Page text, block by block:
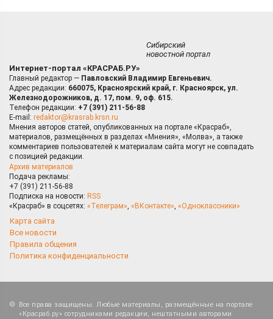
Сибирский
новостной портал
Интернет-портал «КРАСРАБ.РУ»
Главный редактор — Павловский Владимир Евгеньевич.
Адрес редакции: 660075, Красноярский край, г. Красноярск, ул.
Железнодорожников, д. 17, пом. 9, оф. 615.
Телефон редакции: +7 (391) 211-56-88
E-mail: redaktor@krasrab.krsn.ru
Мнения авторов статей, опубликованных на портале «Красраб»,
материалов, размещённых в разделах «Мнения», «Молва», а также
комментариев пользователей к материалам сайта могут не совпадать
с позицией редакции.
Архив материалов
Подача рекламы:
+7 (391) 211-56-88
Подписка на новости: RSS
«Красраб» в соцсетях: «Телеграм», «ВКонтакте», «Одноклассники»
Карта сайта
Все новости
Правила общения
Политика конфиденциальности
Все права защищены. Любые материалы, размещённые на портале
«Красраб.ру» сотрудниками редакции, нештатными авторами